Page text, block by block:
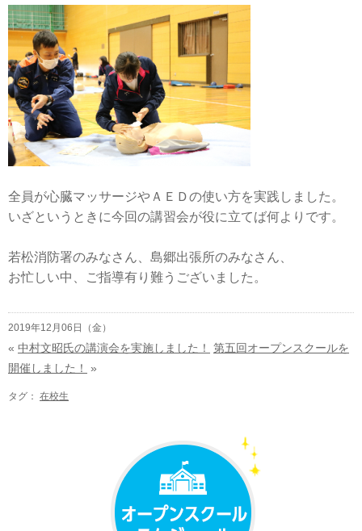
全員が心臓マッサージやＡＥＤの使い方を実践しました。
いざというときに今回の講習会が役に立てば何よりです。
若松消防署のみなさん、島郷出張所のみなさん、
お忙しい中、ご指導有り難うございました。
2019年12月06日（金）
« 中村文昭氏の講演会を実施しました！
第五回オープンスクールを
開催しました！
»
タグ： 在校生